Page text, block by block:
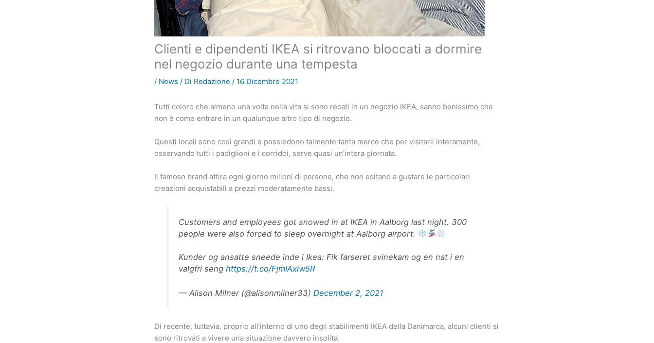
Clienti e dipendenti IKEA si ritrovano bloccati a dormire
nel negozio durante una tempesta
/ News / Di Redazione / 16 Dicembre 2021
Tutti coloro che almeno una volta nella vita si sono recati in un negozio IKEA, sanno benissimo che
non è come entrare in un qualunque altro tipo di negozio.
Questi locali sono così grandi e possiedono talmente tanta merce che per visitarli interamente,
osservando tutti i padiglioni e i corridoi, serve quasi un’intera giornata.
Il famoso brand attira ogni giorno milioni di persone, che non esitano a gustare le particolari
creazioni acquistabili a prezzi moderatamente bassi.
Customers and employees got snowed in at IKEA in Aalborg last night. 300
people were also forced to sleep overnight at Aalborg airport.
Kunder og ansatte sneede inde i Ikea: Fik farseret svinekam og en nat i en
valgfri seng https://t.co/FjmIAxiw5R
— Alison Milner (@alisonmilner33) December 2, 2021
Di recente, tuttavia, proprio all’interno di uno degli stabilimenti IKEA della Danimarca, alcuni clienti si
sono ritrovati a vivere una situazione davvero insolita.